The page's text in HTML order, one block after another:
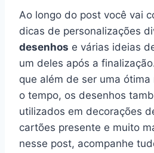
Ao longo do post você vai
dicas de personalizações
desenhos e várias ideias
um deles após a
que além de ser uma
o tempo, os desenhos
utilizados em decorações
cartões presente e muito
nesse post, acompanhe